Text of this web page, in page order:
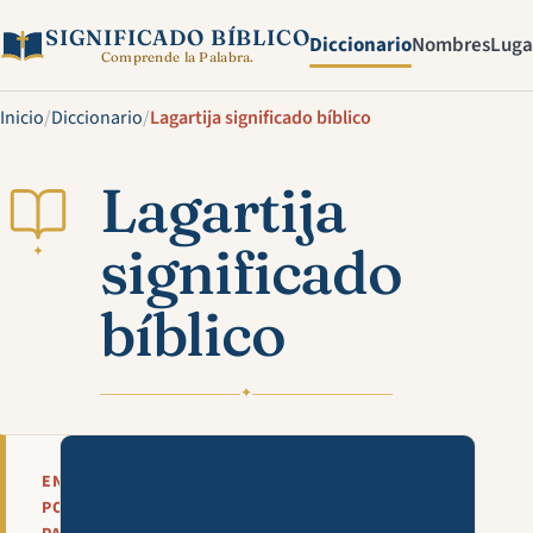
SIGNIFICADO BÍBLICO
Comprende la Palabra. DiccionarioNombres
Inicio/Diccionario/Lagartija significado bíblico
✦
Lagartija
significado
bíblico
✦
EN
POCAS
Mira esta explicación en